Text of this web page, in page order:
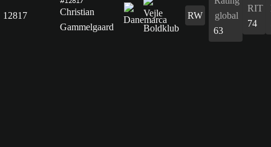
12817
Christian
Gammelgaard
RW
global
63
RIT
74